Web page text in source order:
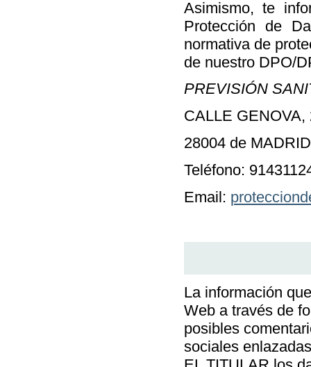
Asimismo, te
Protección de
normativa de
de nuestro DPO/
PREVISIÓN
CALLE GENOVA,
28004 de MADRID
Teléfono:
Email:
La información
Web a través de
posibles
sociales